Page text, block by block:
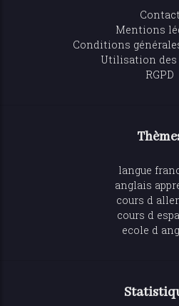
Contact
Mentions
Conditions
Utilisation des
RGPD
langue
anglais
cours d
cours d
ecole d